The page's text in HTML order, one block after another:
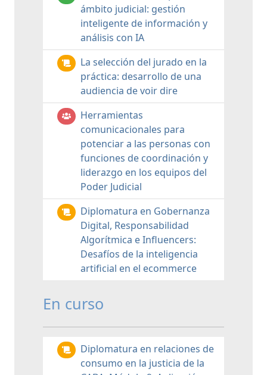
ámbito judicial: gestión
inteligente de información y
análisis con IA
La selección del jurado en la
práctica: desarrollo de una
audiencia de voir dire
Herramientas
comunicacionales para
potenciar a las personas con
funciones de coordinación y
liderazgo en los equipos del
Poder Judicial
Diplomatura en Gobernanza
Digital, Responsabilidad
Algorítmica e Influencers:
Desafíos de la inteligencia
artificial en el ecommerce
En curso
Diplomatura en relaciones de
consumo en la justicia de la